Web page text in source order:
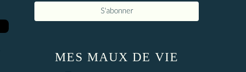
MES MAUX DE VIE